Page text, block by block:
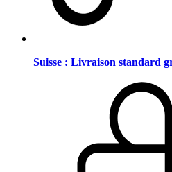
Suisse : Livraison standard